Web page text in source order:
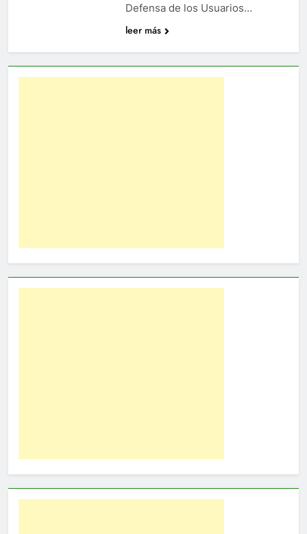
Defensa de los Usuarios…
leer más